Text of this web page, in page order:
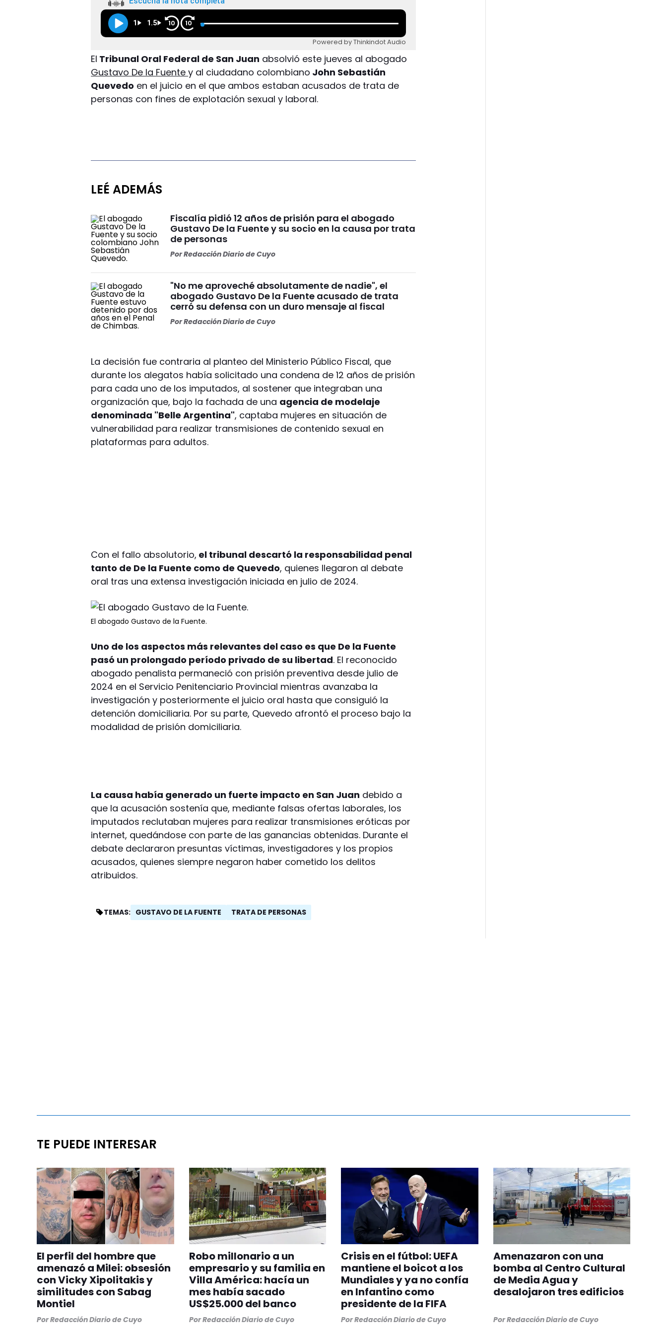
1 1.5 10 10
Powered by Thinkindot Audio
El Tribunal Oral Federal de San Juan absolvió este jueves al abogado
Gustavo De la Fuentey al ciudadano colombiano John Sebastián
Quevedo en el juicio en el que ambos estaban acusados de trata de
personas con fines de explotación sexual y laboral.
LEÉ ADEMÁS
Fiscalía pidió 12 años de prisión para el abogado
Gustavo De la Fuente y su socio en la causa por trata
de personas
PorRedacción Diario de Cuyo
"No me aproveché absolutamente de nadie", el
abogado Gustavo De la Fuente acusado de trata
cerró su defensa con un duro mensaje al fiscal
PorRedacción Diario de Cuyo
La decisión fue contraria al planteo del Ministerio Público Fiscal, que
durante los alegatos había solicitado una condena de 12 años de prisión
para cada uno de los imputados, al sostener que integraban una
organización que, bajo la fachada de una agencia de modelaje
denominada "Belle Argentina", captaba mujeres en situación de
vulnerabilidad para realizar transmisiones de contenido sexual en
plataformas para adultos.
Con el fallo absolutorio, el tribunal descartó la responsabilidad penal
tanto de De la Fuente como de Quevedo, quienes llegaron al debate
oral tras una extensa investigación iniciada en julio de 2024.
El abogado Gustavo de la Fuente.
Uno de los aspectos más relevantes del caso es que De la Fuente
pasó un prolongado período privado de su libertad. El reconocido
abogado penalista permaneció con prisión preventiva desde julio de
2024 en el Servicio Penitenciario Provincial mientras avanzaba la
investigación y posteriormente el juicio oral hasta que consiguió la
detención domiciliaria. Por su parte, Quevedo afrontó el proceso bajo la
modalidad de prisión domiciliaria.
La causa había generado un fuerte impacto en San Juan debido a
que la acusación sostenía que, mediante falsas ofertas laborales, los
imputados reclutaban mujeres para realizar transmisiones eróticas por
internet, quedándose con parte de las ganancias obtenidas. Durante el
debate declararon presuntas víctimas, investigadores y los propios
acusados, quienes siempre negaron haber cometido los delitos
atribuidos.
TEMAS: GUSTAVO DE LA FUENTE TRATA DE PERSONAS
TE PUEDE INTERESAR
El perfil del hombre que
amenazó a Milei: obsesión
con Vicky Xipolitakis y
similitudes con Sabag
Montiel
PorRedacción Diario de Cuyo
Robo millonario a un
empresario y su familia en
Villa América: hacía un
mes había sacado
US$25.000 del banco
PorRedacción Diario de Cuyo
Crisis en el fútbol: UEFA
mantiene el boicot a los
Mundiales y ya no confía
en Infantino como
presidente de la FIFA
PorRedacción Diario de Cuyo
Amenazaron con una
bomba al Centro Cultural
de Media Agua y
desalojaron tres edificios
PorRedacción Diario de Cuyo